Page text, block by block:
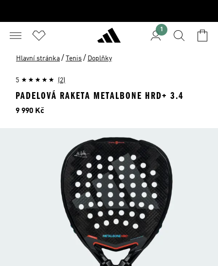
1
Hlavní stránka / Tenis / Doplňky
5 (2)
PADELOVÁ RAKETA METALBONE HRD+ 3.4
Cena
9 990 Kč